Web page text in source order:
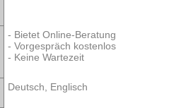
- Bietet Online-Beratung
- Vorgespräch kostenlos
- Keine Wartezeit
Deutsch, Englisch